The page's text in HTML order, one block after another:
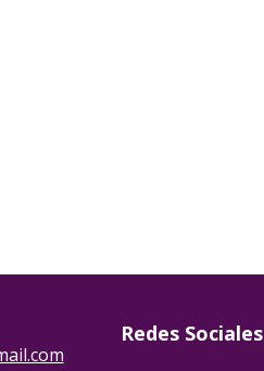
Redes Sociales